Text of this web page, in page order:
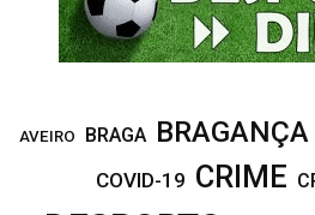
AVEIRO BRAGA BRAGANÇA
COVID-19 CRIME